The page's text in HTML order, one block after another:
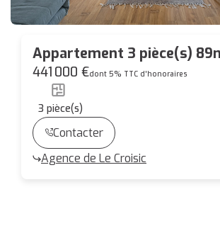
Appartement 3 pièce(s)
441 000 €dont 5% TTC d'honoraires
3 pièce(s)
Contacter
Agence de Le Croisic